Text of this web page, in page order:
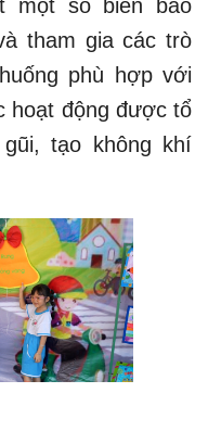
một số biển báo
tham gia các trò
phù hợp với
hoạt động được tổ
tạo không khí